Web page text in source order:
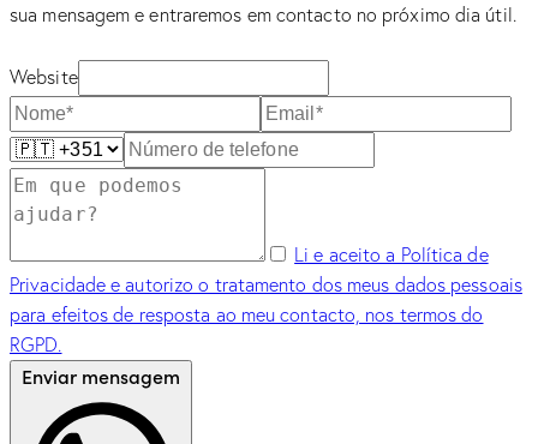
sua mensagem e entraremos em contacto no próximo dia útil.
Website
Li e aceito a Política de
Privacidade e autorizo o tratamento dos meus dados pessoais
para efeitos de resposta ao meu contacto, nos termos do
RGPD.